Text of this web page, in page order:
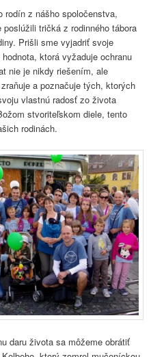
rodín z nášho spoločenstva,
tričká z rodinného tábora
Prišli sme vyjadriť svoje
ktorá vyžaduje ochranu
nie je nikdy riešením, ale
a poznačuje tých, ktorých
vlastnú radosť zo života
stvoriteľskom diele, tento
rodinách.
daru života sa môžeme obrátiť